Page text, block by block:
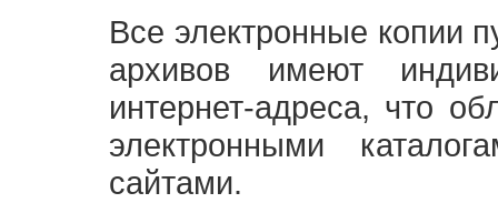
Все электронные копии
архивов имеют
интернет-адреса, что
электронными
сайтами.